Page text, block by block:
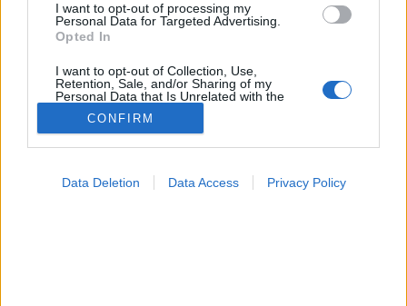
I want to opt-out of processing my
Personal Data for Targeted Advertising.
Opted In
I want to opt-out of Collection, Use,
Retention, Sale, and/or Sharing of my
Personal Data that Is Unrelated with the
Purposes for which it was collected.
Opted Out
CONFIRM
Data Deletion Data Access Privacy Policy
Betegségek
2024. július 25. 14:04